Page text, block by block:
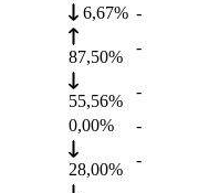
6,67% -
87,50%
-
55,56%
-
0,00%
-
28,00%
-